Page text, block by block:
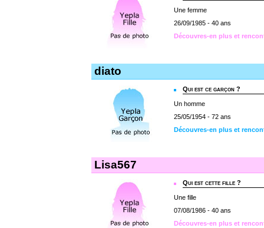
Une femme
26/09/1985 - 40 ans
Découvres-en plus et
diato
Qui est ce garçon ?
Un homme
25/05/1954 - 72 ans
Découvres-en plus et
Lisa567
Qui est cette fille ?
Une fille
07/08/1986 - 40 ans
Découvres-en plus et